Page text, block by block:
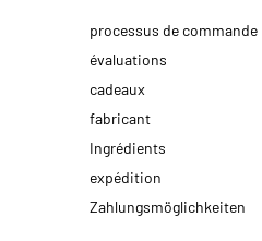
processus de commande
évaluations
cadeaux
fabricant
Ingrédients
expédition
Zahlungsmöglichkeiten